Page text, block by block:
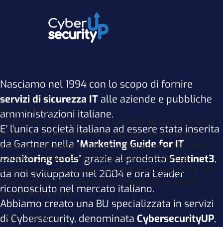
Nasciamo nel 1994 con lo scopo di fornire
servizi di sicurezza IT alle aziende e pubbliche
amministrazioni italiane.
E' l'unica società italiana ad essere stata inserita
da Gartner nella "Marketing Guide for IT
monitoring tools" grazie al prodottoSentinet3,
da noi sviluppato nel 2004 e ora Leader
riconosciuto nel mercato italiano.
Abbiamo creato una BU specializzata in servizi
di Cybersecurity, denominata CybersecurityUP,
We use cookies
Utilizziamo i cookie sul nostro sito Web. Alcuni di essi sono
essenziali per il funzionamento del sito, mentre altri ci
aiutano a migliorare questo sito e l'esperienza dell'utente
(cookie di tracciamento). Puoi decidere tu stesso se
consentire o meno i cookie. Ti preghiamo di notare che se li
rifiuti, potresti non essere in grado di utilizzare tutte le
funzionalità del sito.
Ok Rifiuta